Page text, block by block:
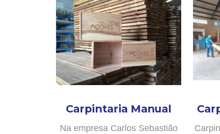
Carpintaria Manual
Na empresa Carlos Sebastião